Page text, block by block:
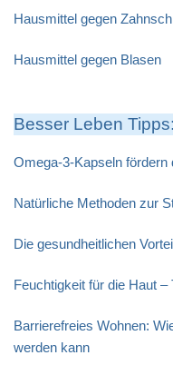
Hausmittel gegen
Hausmittel gegen Blasen
Besser Leben Tipps:
Omega-3-Kapseln fördern
Natürliche Methoden zur
Die gesundheitlichen
Feuchtigkeit für die Haut –
Barrierefreies Wohnen:
werden kann